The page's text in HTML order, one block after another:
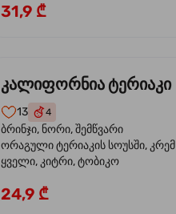
31,9 ₾
კალიფორნია ტერიაკი
13 4
ბრინჯი, ნორი, შემწვარი
ორაგული ტერიაკის სოუსში, კრემ
ყველი, კიტრი, ტობიკო
24,9 ₾